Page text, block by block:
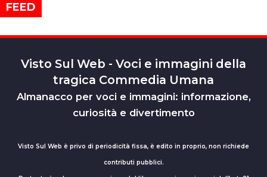
FEED
Visto Sul Web - Voci e immagini della
tragica Commedia Umana
Almanacco per voci e immagini: informazione,
curiosità e divertimento
Visto Sul Web è privo di periodicità fissa, è edito in proprio, non richiede
contributi pubblici.